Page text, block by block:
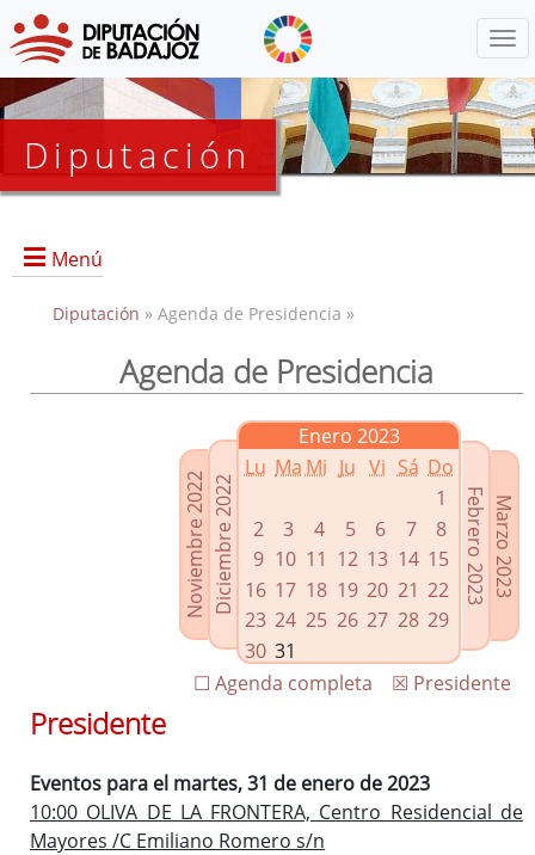
Diputación
Menú
Presidencia
Enlaces relacionados
Agenda de Presidencia
Plenos provinciales y Juntas de gobierno
Oficina de Proyectos Europeos
Diputación » Agenda de Presidencia »
Agenda de Presidencia
Noviembre 2022Diciembre 2022
Enero 2023
Lu Ma Mi Ju Vi Sá Do
1
2
3 4 5 6 7
8
9 10 11 12 13 14 15
16 17 18 19 20 21 22
23 24 25 26 27 28 29
30 31
Marzo 2023
Febrero 2023
☒ Presidente
☐ Agenda completa
Presidente
Eventos para el martes, 31 de enero de 2023
10:00 OLIVA DE LA FRONTERA, Centro Residencial de
Mayores /C Emiliano Romero s/n